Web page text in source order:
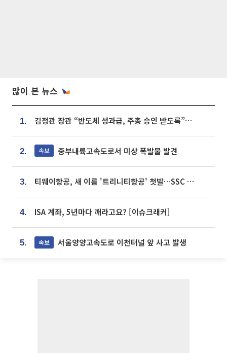
많이 본 뉴스
1. 김정관 장관 “반도체 성과급, 주총 승인 받도록”…상법·자본시장법 개정 시사
2. 속보 중부내륙고속도로서 미상 폭발물 발견
3. 티웨이항공, 새 이름 '트리니티항공' 첫발…SSC 전략 본격화
4. ISA 계좌, 5년마다 깨라고요? [이슈크래커]
5. 속보 서울양양고속도로 이천터널 앞 사고 발생